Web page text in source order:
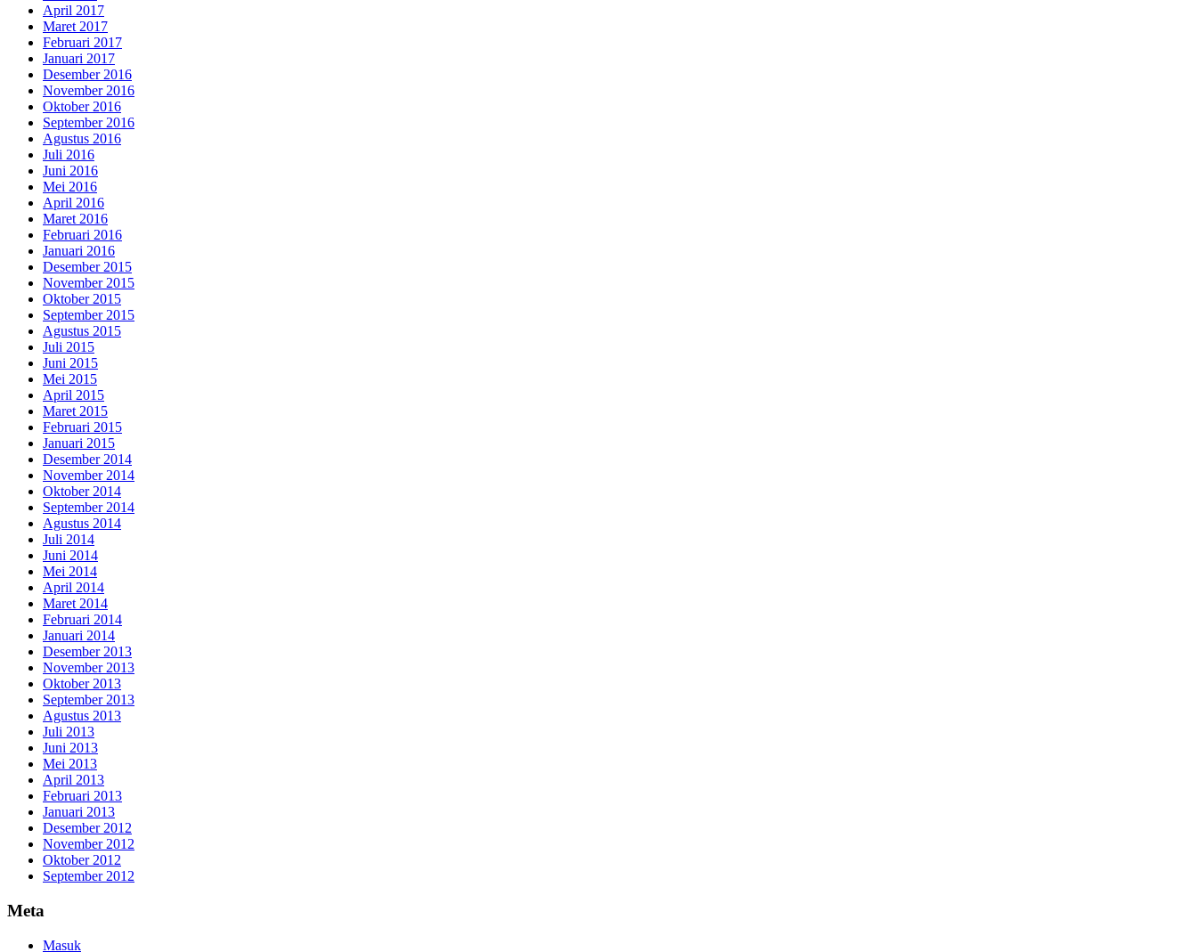
April 2017
Maret 2017
Februari 2017
Januari 2017
Desember 2016
November 2016
Oktober 2016
September 2016
Agustus 2016
Juli 2016
Juni 2016
Mei 2016
April 2016
Maret 2016
Februari 2016
Januari 2016
Desember 2015
November 2015
Oktober 2015
September 2015
Agustus 2015
Juli 2015
Juni 2015
Mei 2015
April 2015
Maret 2015
Februari 2015
Januari 2015
Desember 2014
November 2014
Oktober 2014
September 2014
Agustus 2014
Juli 2014
Juni 2014
Mei 2014
April 2014
Maret 2014
Februari 2014
Januari 2014
Desember 2013
November 2013
Oktober 2013
September 2013
Agustus 2013
Juli 2013
Juni 2013
Mei 2013
April 2013
Februari 2013
Januari 2013
Desember 2012
November 2012
Oktober 2012
September 2012
Meta
Masuk